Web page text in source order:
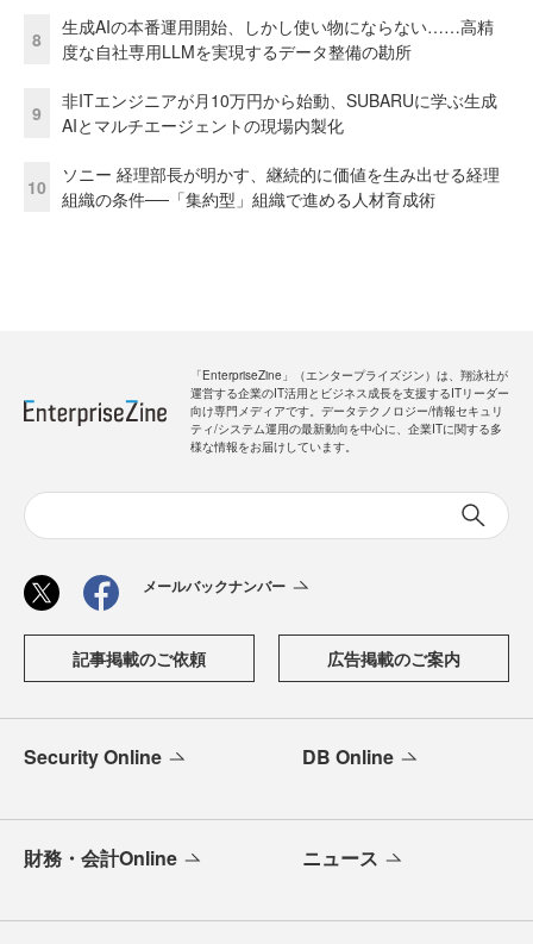
8
生成AIの本番運用開始、しかし使い物にならない……高精
度な自社専用LLMを実現するデータ整備の勘所
9
非ITエンジニアが月10万円から始動、SUBARUに学ぶ生成
AIとマルチエージェントの現場内製化
10
ソニー 経理部長が明かす、継続的に価値を生み出せる経理
組織の条件──「集約型」組織で進める人材育成術
「EnterpriseZine」（エンタープライズジン）は、翔泳社が
運営する企業のIT活用とビジネス成長を支援するITリーダー
向け専門メディアです。データテクノロジー/情報セキュリ
ティ/システム運用の最新動向を中心に、企業ITに関する多
様な情報をお届けしています。
メールバックナンバー
記事掲載のご依頼 広告掲載のご案内
Security Online DB Online
財務・会計Online ニュース